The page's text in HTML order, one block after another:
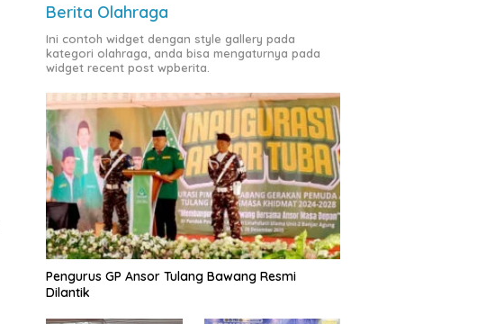
Berita Olahraga
Ini contoh widget dengan style gallery pada
kategori olahraga, anda bisa mengaturnya pada
widget recent post wpberita.
Pengurus GP Ansor Tulang Bawang Resmi
Dilantik